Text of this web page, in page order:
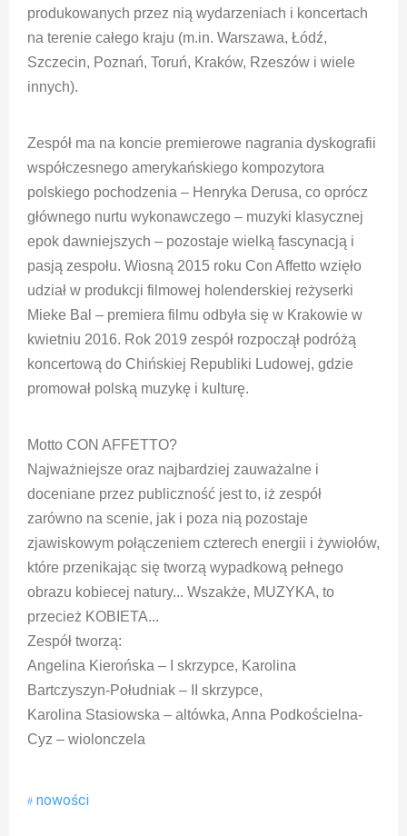
produkowanych przez nią wydarzeniach i koncertach
na terenie całego kraju (m.in. Warszawa, Łódź,
Szczecin, Poznań, Toruń, Kraków, Rzeszów i wiele
innych).
Zespół ma na koncie premierowe nagrania dyskografii
współczesnego amerykańskiego kompozytora
polskiego pochodzenia – Henryka Derusa, co oprócz
głównego nurtu wykonawczego – muzyki klasycznej
epok dawniejszych – pozostaje wielką fascynacją i
pasją zespołu. Wiosną 2015 roku Con Affetto wzięło
udział w produkcji filmowej holenderskiej reżyserki
Mieke Bal – premiera filmu odbyła się w Krakowie w
kwietniu 2016. Rok 2019 zespół rozpoczął podróżą
koncertową do Chińskiej Republiki Ludowej, gdzie
promował polską muzykę i kulturę.
Motto CON AFFETTO?
Najważniejsze oraz najbardziej zauważalne i
doceniane przez publiczność jest to, iż zespół
zarówno na scenie, jak i poza nią pozostaje
zjawiskowym połączeniem czterech energii i żywiołów,
które przenikając się tworzą wypadkową pełnego
obrazu kobiecej natury... Wszakże, MUZYKA, to
przecież KOBIETA...
Zespół tworzą:
Angelina Kierońska – I skrzypce, Karolina
Bartczyszyn-Południak – II skrzypce,
Karolina Stasiowska – altówka, Anna Podkościelna-
Cyz – wiolonczela
nowości